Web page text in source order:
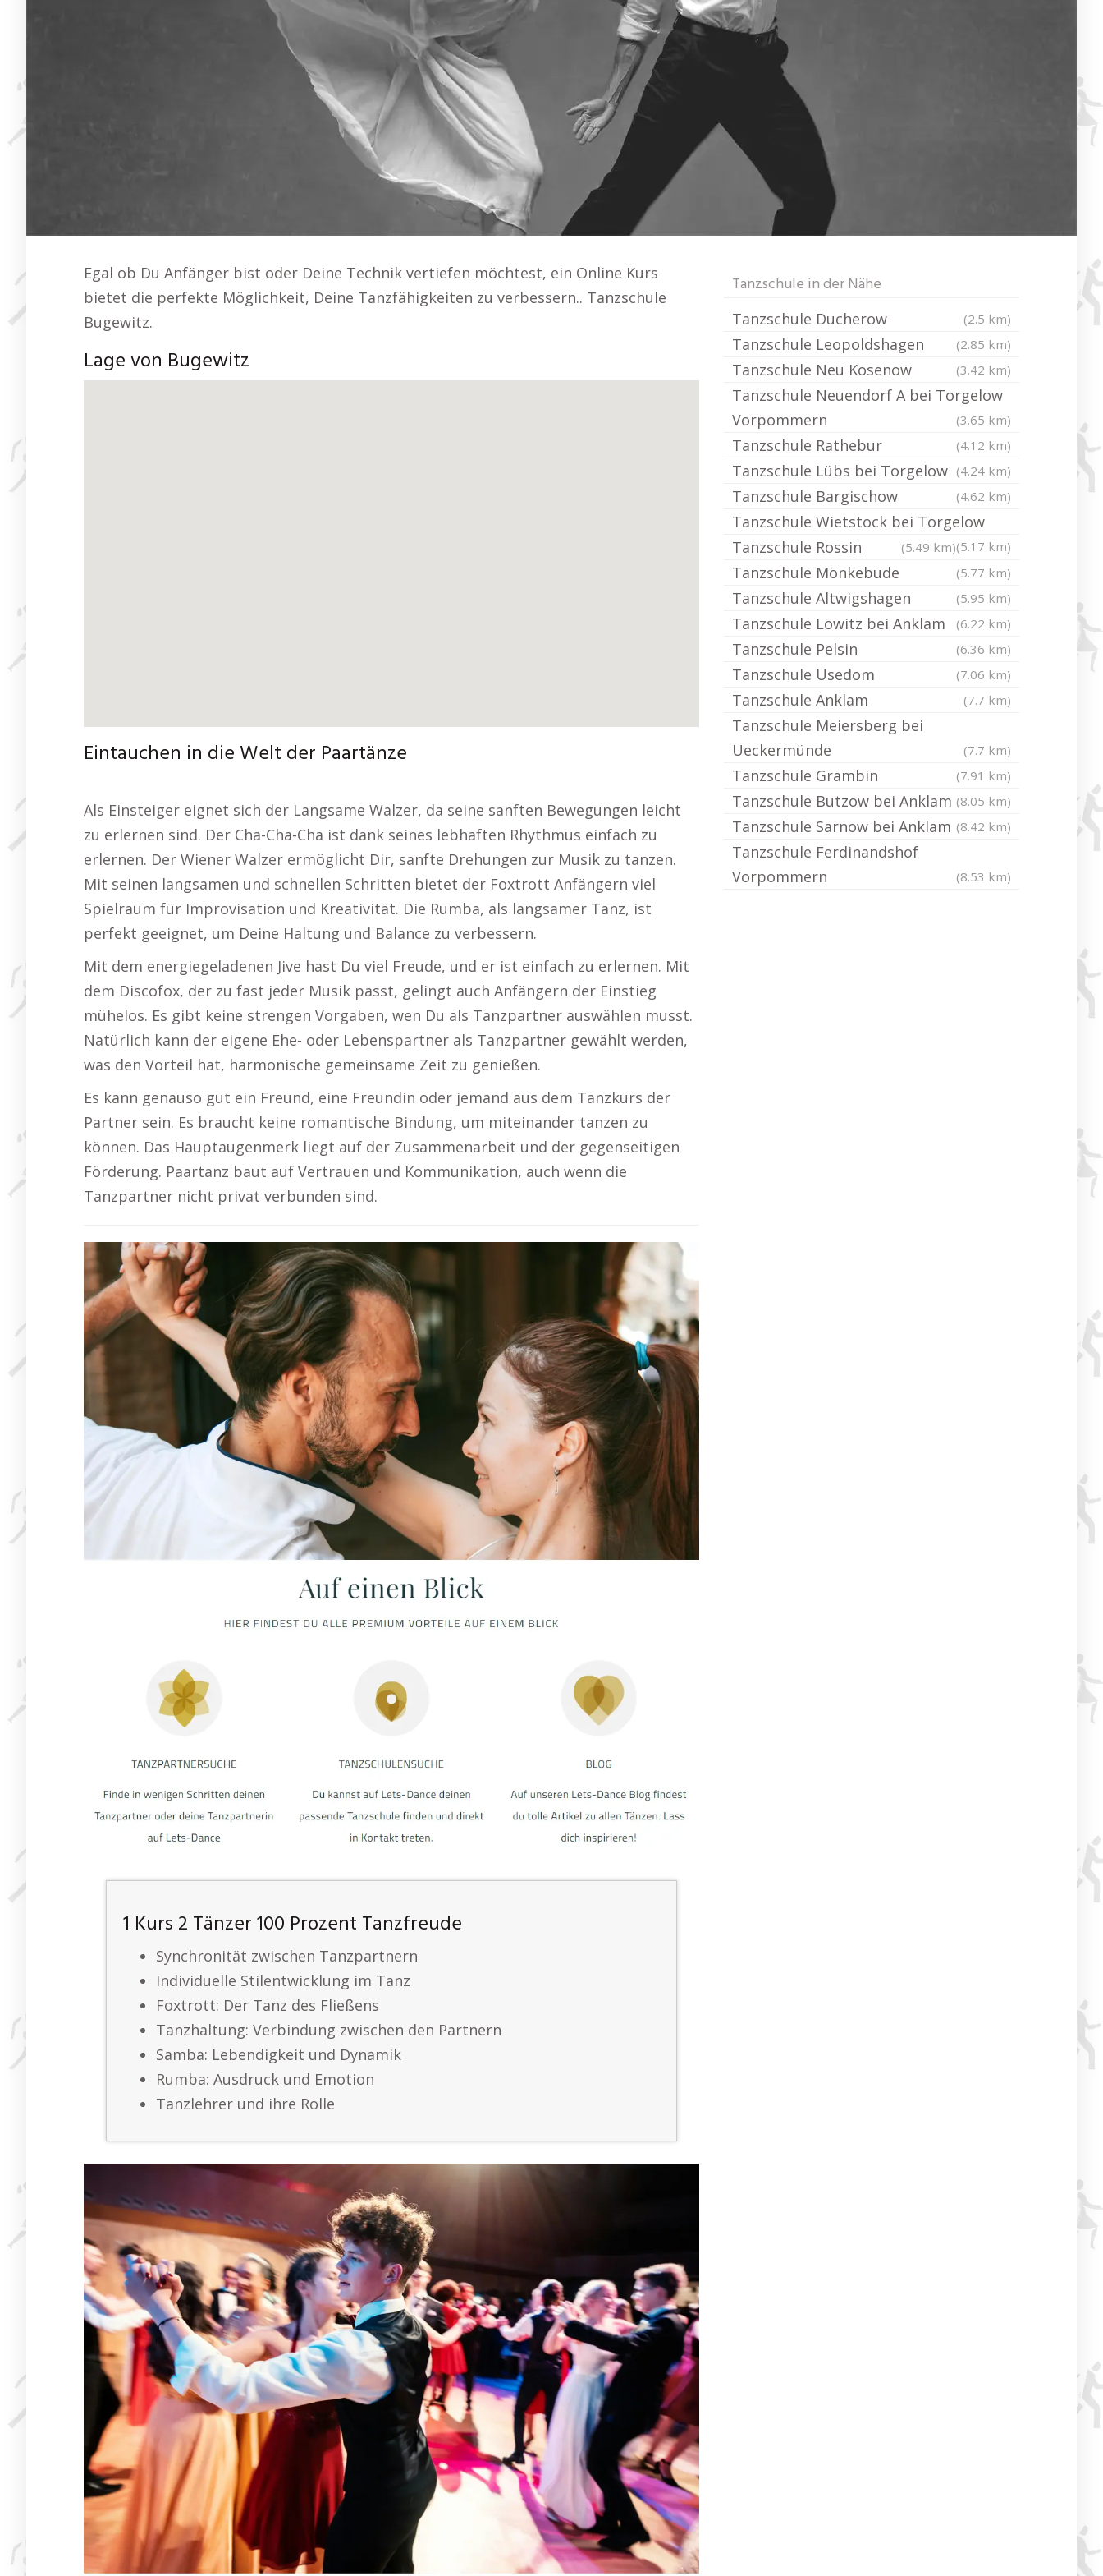
Egal ob Du Anfänger bist oder Deine Technik vertiefen möchtest, ein Online Kurs
bietet die perfekte Möglichkeit, Deine Tanzfähigkeiten zu verbessern.. Tanzschule
Bugewitz.
Lage von Bugewitz
Eintauchen in die Welt der Paartänze
Als Einsteiger eignet sich der Langsame Walzer, da seine sanften Bewegungen leicht
zu erlernen sind. Der Cha-Cha-Cha ist dank seines lebhaften Rhythmus einfach zu
erlernen. Der Wiener Walzer ermöglicht Dir, sanfte Drehungen zur Musik zu tanzen.
Mit seinen langsamen und schnellen Schritten bietet der Foxtrott Anfängern viel
Spielraum für Improvisation und Kreativität. Die Rumba, als langsamer Tanz, ist
perfekt geeignet, um Deine Haltung und Balance zu verbessern.
Mit dem energiegeladenen Jive hast Du viel Freude, und er ist einfach zu erlernen. Mit
dem Discofox, der zu fast jeder Musik passt, gelingt auch Anfängern der Einstieg
mühelos. Es gibt keine strengen Vorgaben, wen Du als Tanzpartner auswählen musst.
Natürlich kann der eigene Ehe- oder Lebenspartner als Tanzpartner gewählt werden,
was den Vorteil hat, harmonische gemeinsame Zeit zu genießen.
Es kann genauso gut ein Freund, eine Freundin oder jemand aus dem Tanzkurs der
Partner sein. Es braucht keine romantische Bindung, um miteinander tanzen zu
können. Das Hauptaugenmerk liegt auf der Zusammenarbeit und der gegenseitigen
Förderung. Paartanz baut auf Vertrauen und Kommunikation, auch wenn die
Tanzpartner nicht privat verbunden sind.
1 Kurs 2 Tänzer 100 Prozent Tanzfreude
Synchronität zwischen Tanzpartnern
Individuelle Stilentwicklung im Tanz
Foxtrott: Der Tanz des Fließens
Tanzhaltung: Verbindung zwischen den Partnern
Samba: Lebendigkeit und Dynamik
Rumba: Ausdruck und Emotion
Tanzlehrer und ihre Rolle
Tanzschule in der Nähe
Tanzschule Ducherow (2.5 km)
Tanzschule Leopoldshagen (2.85 km)
Tanzschule Neu Kosenow (3.42 km)
Tanzschule Neuendorf A bei Torgelow
Vorpommern
(3.65 km)
Tanzschule Rathebur (4.12 km)
Tanzschule Lübs bei Torgelow (4.24 km)
Tanzschule Bargischow (4.62 km)
Tanzschule Wietstock bei Torgelow
(5.17 km)
Tanzschule Rossin (5.49 km)
Tanzschule Mönkebude (5.77 km)
Tanzschule Altwigshagen (5.95 km)
Tanzschule Löwitz bei Anklam (6.22 km)
Tanzschule Pelsin (6.36 km)
Tanzschule Usedom (7.06 km)
Tanzschule Anklam (7.7 km)
Tanzschule Meiersberg bei
Ueckermünde
(7.7 km)
Tanzschule Grambin (7.91 km)
Tanzschule Butzow bei Anklam (8.05 km)
Tanzschule Sarnow bei Anklam (8.42 km)
Tanzschule Ferdinandshof
Vorpommern
(8.53 km)